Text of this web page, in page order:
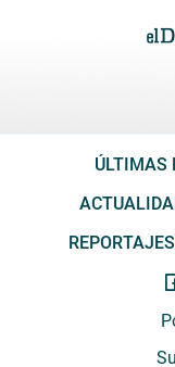
ÚLTIMAS
REPORTAJES